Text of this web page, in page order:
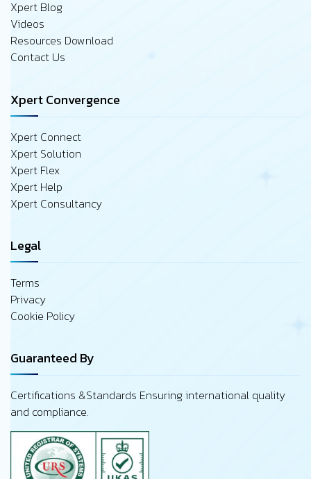
Xpert Blog
Videos
Resources Download
Contact Us
Xpert Convergence
Xpert Connect
Xpert Solution
Xpert Flex
Xpert Help
Xpert Consultancy
Legal
Terms
Privacy
Cookie Policy
Guaranteed By
Certifications &Standards Ensuring international quality
and compliance.